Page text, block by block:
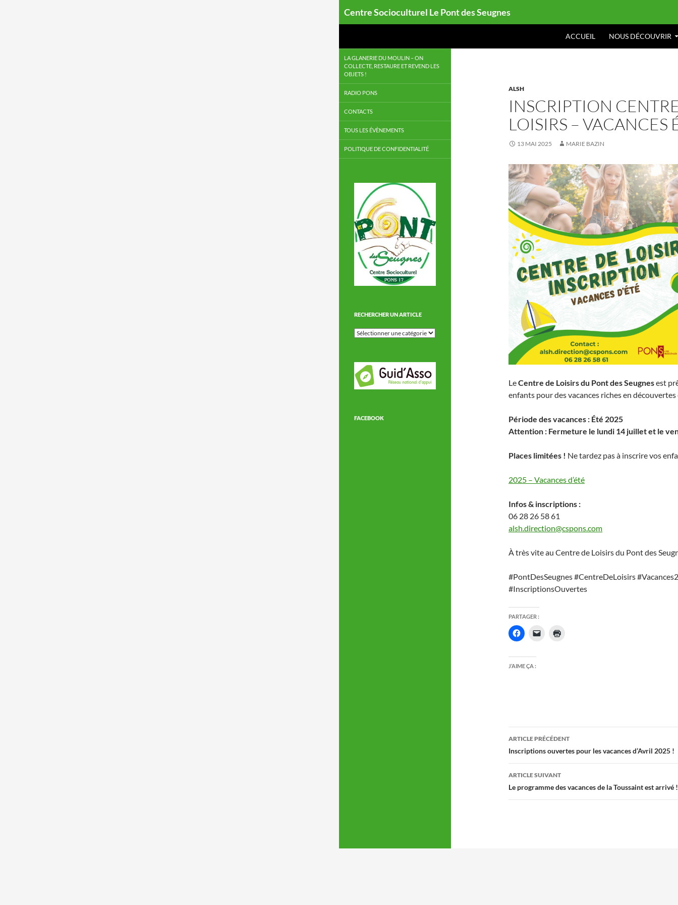
Centre Socioculturel Le Pont des Seugnes
ACCUEIL NOUS DÉCOUVRIR
ALSH
INSCRIPTION
LOISIRS – VACANCES
13 MAI 2025 MARIE BAZIN
LeCentre de Loisirs du Pont des Seugnesest
enfants pour des vacances riches en
Période des vacances : Été 2025
Attention : Fermeture le lundi 14 juillet et le
Places limitées ! Ne tardez pas à inscrire vos
2025 – Vacances d’été
Infos & inscriptions :
06 28 26 58 61
alsh.direction@cspons.com
À très vite au Centre de Loisirs du Pont des
#PontDesSeugnes #CentreDeLoisirs
#InscriptionsOuvertes
PARTAGER :
J’AIME ÇA :
Navigation
des
articles
ARTICLE PRÉCÉDENT
Inscriptions ouvertes pour les vacances d’Avril 2025 !
ARTICLE SUIVANT
Le programme des vacances de la Toussaint est arrivé !
LA GLANERIE DU MOULIN – ON
COLLECTE, RESTAURE ET REVEND LES
OBJETS !
RADIO PONS
CONTACTS
TOUS LES ÉVÈNEMENTS
POLITIQUE DE CONFIDENTIALITÉ
RECHERCHER UN ARTICLE
Rechercher
FACEBOOK